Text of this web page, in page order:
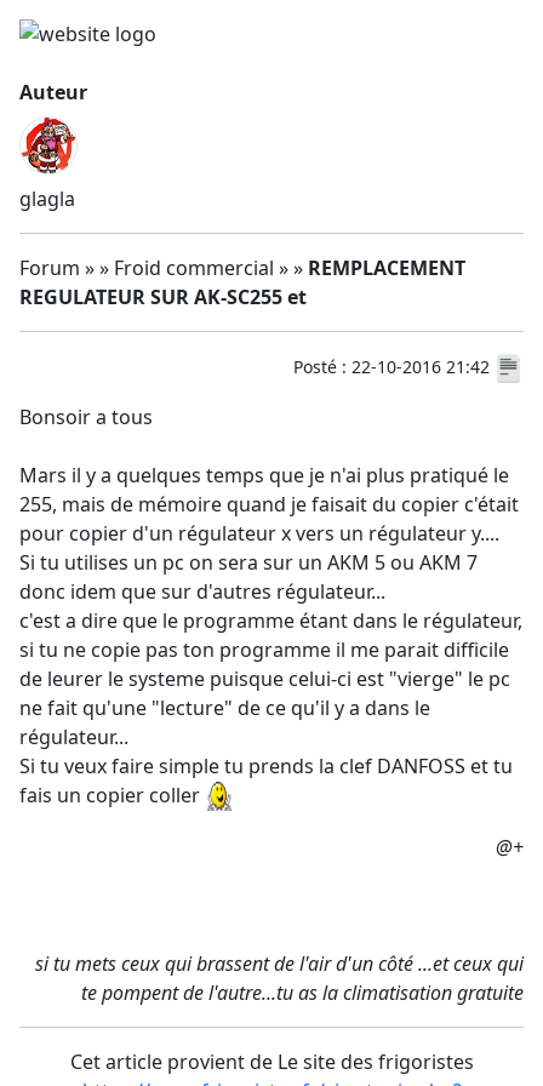
Auteur
glagla
Forum » » Froid commercial » » REMPLACEMENT
REGULATEUR SUR AK-SC255 et
Posté : 22-10-2016 21:42
Bonsoir a tous
Mars il y a quelques temps que je n'ai plus pratiqué le
255, mais de mémoire quand je faisait du copier c'était
pour copier d'un régulateur x vers un régulateur y....
Si tu utilises un pc on sera sur un AKM 5 ou AKM 7
donc idem que sur d'autres régulateur...
c'est a dire que le programme étant dans le régulateur,
si tu ne copie pas ton programme il me parait difficile
de leurer le systeme puisque celui-ci est "vierge" le pc
ne fait qu'une "lecture" de ce qu'il y a dans le
régulateur...
Si tu veux faire simple tu prends la clef DANFOSS et tu
fais un copier coller
@+
si tu mets ceux qui brassent de l'air d'un côté ...et ceux qui
te pompent de l'autre...tu as la climatisation gratuite
Cet article provient de Le site des frigoristes